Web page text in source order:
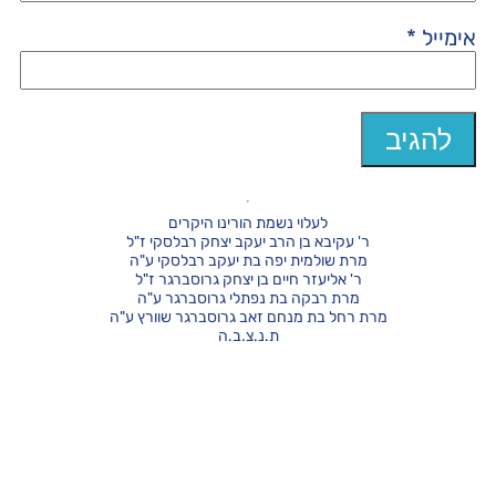
אימייל *
לעלוי נשמת הורינו היקרים
ר' עקיבא בן הרב יעקב יצחק רבלסקי ז"ל
מרת שולמית יפה בת יעקב רבלסקי ע"ה
ר' אליעזר חיים בן יצחק גרוסברגר ז"ל
מרת רבקה בת נפתלי גרוסברגר ע"ה
מרת רחל בת מנחם זאב גרוסברגר שוורץ ע"ה
ת.נ.צ.ב.ה